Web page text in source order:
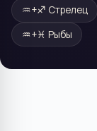
♒+♐ Стрелец
♒+♓ Рыбы